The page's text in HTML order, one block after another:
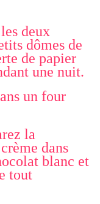
deux
dômes de
de papier
une nuit.
un four
la
dans
blanc et
tout